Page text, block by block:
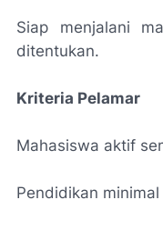
Siap menjalani
ditentukan.
Kriteria Pelamar
Mahasiswa aktif
Pendidikan minimal